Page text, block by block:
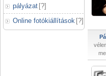
pályázat [?]
Online fotókiállítások [?]